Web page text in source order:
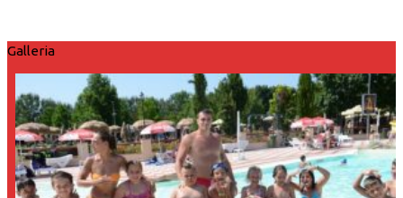
Galleria